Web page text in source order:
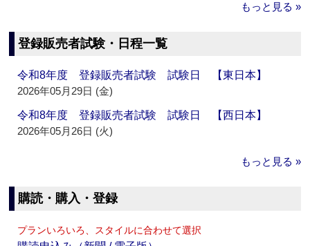
もっと見る »
登録販売者試験・日程一覧
令和8年度 登録販売者試験 試験日 【東日本】
2026年05月29日 (金)
令和8年度 登録販売者試験 試験日 【西日本】
2026年05月26日 (火)
もっと見る »
購読・購入・登録
プランいろいろ、スタイルに合わせて選択